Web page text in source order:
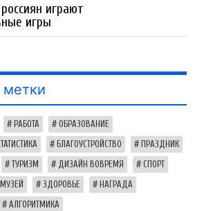
играют
игры
метки
РАБОТА ОБРАЗОВАНИЕ
БЛАГОУСТРОЙСТВО ПРАЗДНИК
ТУРИЗМ ДИЗАЙН ВОВРЕМЯ СПОРТ
МУЗЕЙ ЗДОРОВЬЕ НАГРАДА
АЛГОРИТМИКА